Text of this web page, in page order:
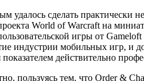
удалось сделать практически
World of Warcraft на
игры от Gameloft
индустрии мобильных игр, и
показателем действительно
пользуясь тем, что Order &